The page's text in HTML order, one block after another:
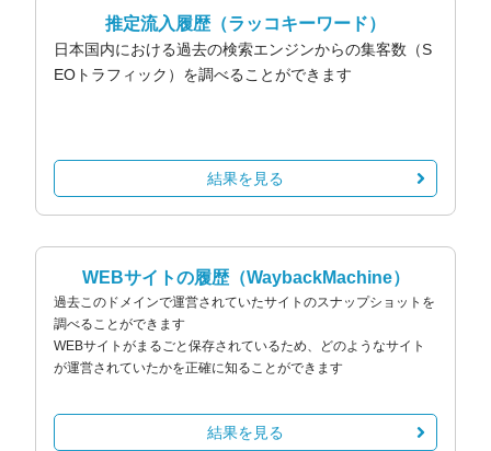
推定流入履歴（ラッコキーワード）
日本国内における過去の検索エンジンからの集客数（S
EOトラフィック）を調べることができます
結果を見る
WEBサイトの履歴（WaybackMachine）
過去このドメインで運営されていたサイトのスナップショットを
調べることができます
WEBサイトがまるごと保存されているため、どのようなサイト
が運営されていたかを正確に知ることができます
結果を見る